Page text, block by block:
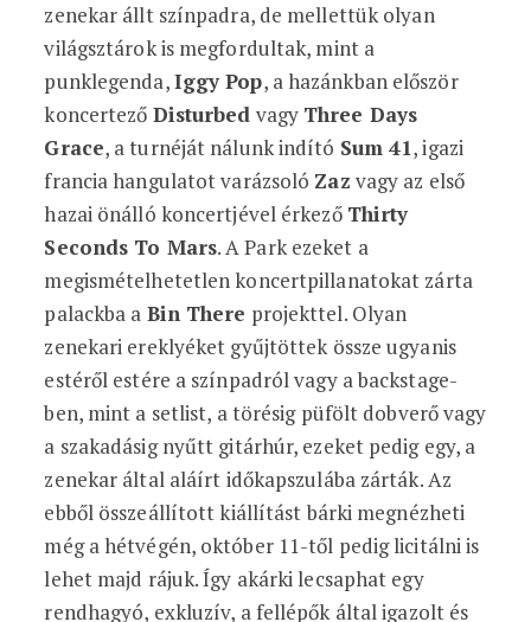
zenekar állt színpadra, de mellettük olyan
világsztárok is megfordultak, mint a
punklegenda,Iggy Pop, a hazánkban először
koncertező Disturbed vagy Three Days
Grace, a turnéját nálunk indító Sum 41, igazi
francia hangulatot varázsoló Zaz vagy az első
hazai önálló koncertjével érkező Thirty
Seconds To Mars. A Park ezeket a
megismételhetetlen koncertpillanatokat zárta
palackba a Bin There projekttel. Olyan
zenekari ereklyéket gyűjtöttek össze ugyanis
estéről estére a színpadról vagy a backstage-
ben, mint a setlist, a törésig püfölt dobverő vagy
a szakadásig nyűtt gitárhúr, ezeket pedig egy, a
zenekar által aláírt időkapszulába zárták. Az
ebből összeállított kiállítást bárki megnézheti
még a hétvégén, október 11-től pedig licitálni is
lehet majd rájuk. Így akárki lecsaphat egy
rendhagyó, exkluzív, a fellépők által igazolt és